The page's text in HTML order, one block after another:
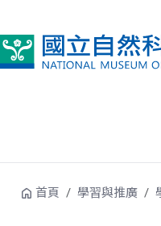
首頁 學習與推廣